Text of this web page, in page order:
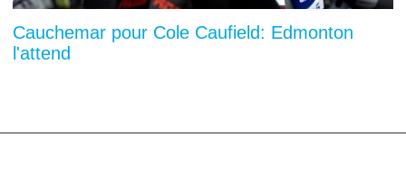
Cauchemar pour Cole Caufield: Edmonton
l'attend